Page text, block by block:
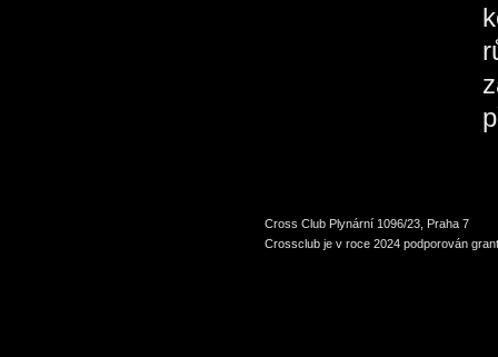
Cross Club Plynární 1096/23, Praha 7
Crossclub je v roce 2024 podporován